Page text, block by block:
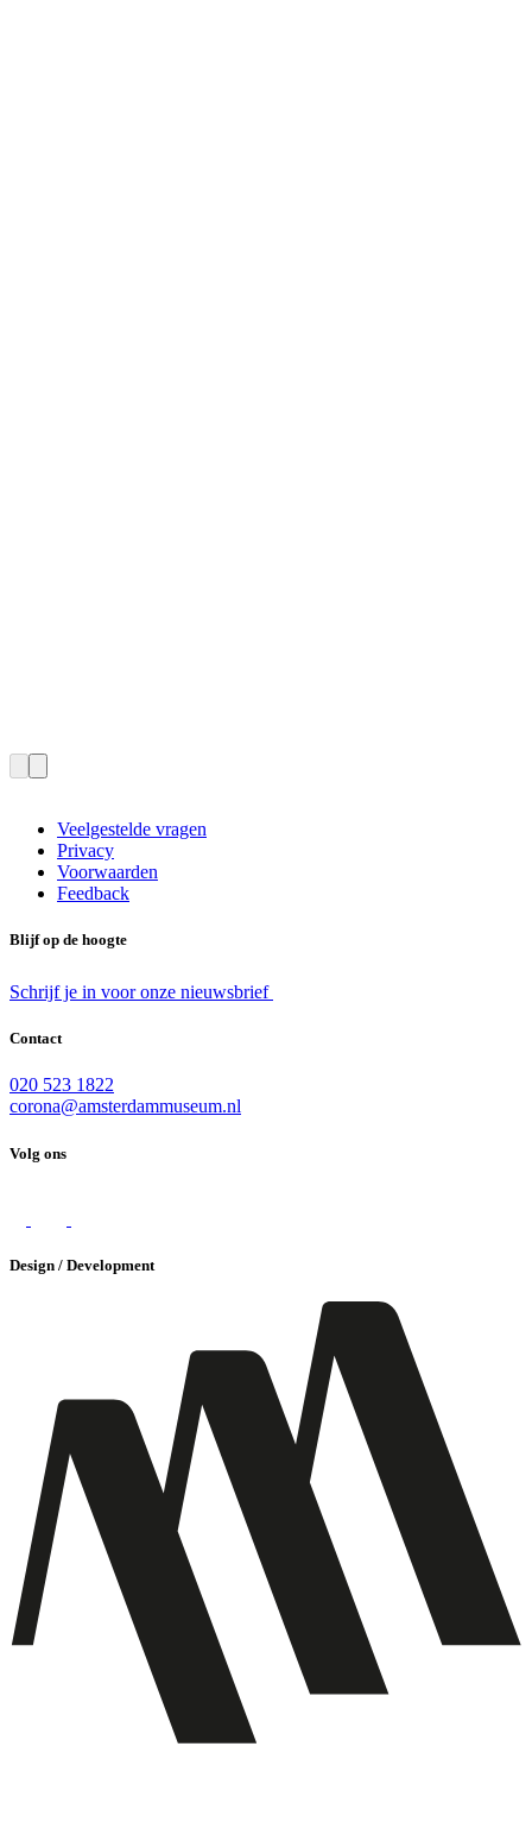
Veelgestelde vragen
Privacy
Voorwaarden
Feedback
Blijf op de hoogte
Schrijf je in voor onze nieuwsbrief
Contact
020 523 1822
corona@amsterdammuseum.nl
Volg ons
Design / Development